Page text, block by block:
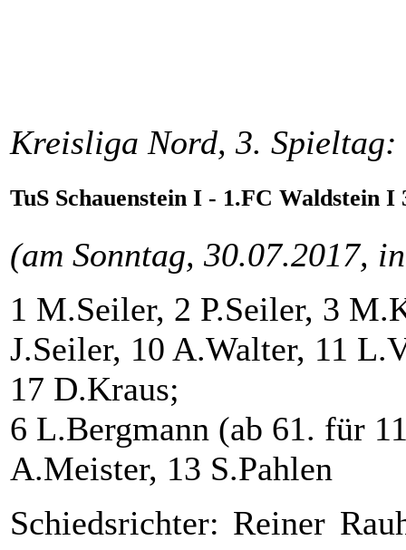
Kreisliga Nord, 3. Spieltag:
TuS Schauenstein I - 1.FC Waldstein I
(am Sonntag, 30.07.2017,
1 M.Seiler, 2 P.Seiler, 3
J.Seiler, 10 A.Walter, 11
17 D.Kraus;
6 L.Bergmann (ab 61. für
A.Meister, 13 S.Pahlen
Schiedsrichter: Reiner